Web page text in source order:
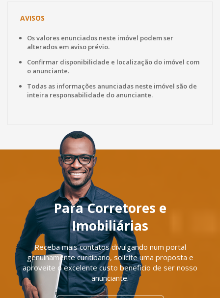
AVISOS
Os valores enunciados neste imóvel podem ser
alterados em aviso prévio.
Confirmar disponibilidade e localização do imóvel com
o anunciante.
Todas as informações anunciadas neste imóvel são de
inteira responsabilidade do anunciante.
Para Corretores e
Imobiliárias
Receba mais contatos divulgando num portal
genuinamente curitibano, solicite uma proposta e
aproveite o excelente custo beneficio de ser nosso
anunciante.